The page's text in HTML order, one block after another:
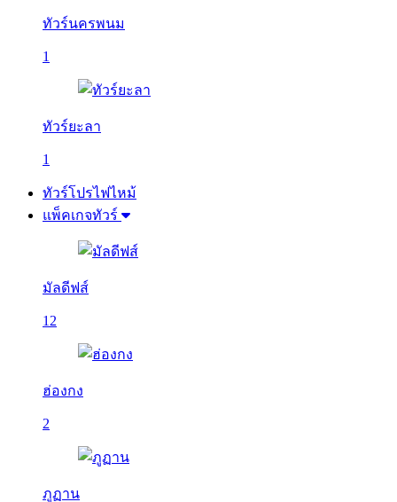
ทัวร์นครพนม
1
ทัวร์ยะลา
1
ทัวร์โปรไฟไหม้
แพ็คเกจทัวร์
มัลดีฟส์
12
ฮ่องกง
2
ภูฏาน